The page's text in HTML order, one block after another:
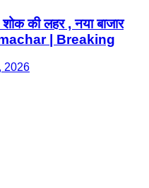
की लहर , नया बाजार
| Breaking
2026